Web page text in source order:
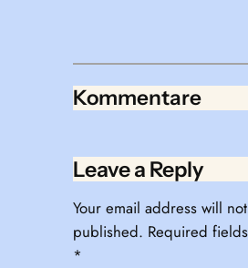
Kommentare
Leave a Reply
Your email address will
published. Required
*